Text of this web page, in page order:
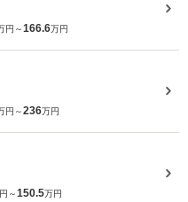
円～166.6万円
円～236万円
～150.5万円